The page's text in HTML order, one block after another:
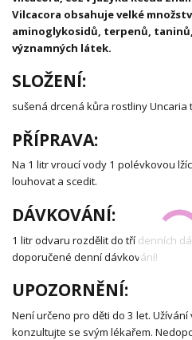
Vilcacora obsahuje velké
aminoglykosidů, terpenů,
významných látek.
SLOŽENÍ:
sušená drcená kůra rostliny Uncaria
PŘÍPRAVA:
Na 1 litr vroucí vody 1 polévkovou
louhovat a scedit.
DÁVKOVÁNÍ:
1 litr odvaru rozdělit do tří denních
doporučené denní dávkování!
UPOZORNĚNÍ:
Není určeno pro děti do 3 let.
konzultujte se svým lékařem.